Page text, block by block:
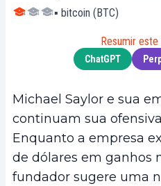
▪ bitcoin (BTC)
Resumir
ChatGPT
Michael Saylor e sua
continuam sua
Enquanto a empresa
de dólares em ganhos
fundador sugere uma